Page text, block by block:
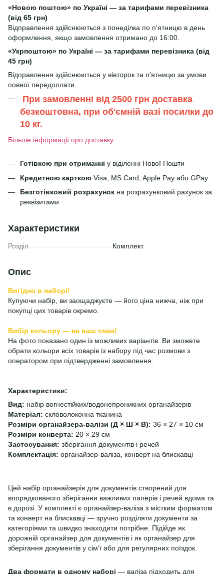
«Новою поштою» по Україні — за тарифами перевізника
(від 65 грн)
Відправлення здійснюються з понеділка по п'ятницю в день
оформлення, якщо замовлення отримано до 16:00.
«Укрпоштою» по Україні — за тарифами перевізника (від
45 грн)
Відправлення здійснюються у вівторок та п’ятницю за умови
повної передоплати.
При замовленні від 2500 грн доставка
безкоштовна, при об'ємній вазі посилки до
10 кг.
Більше інформації про доставку
Готівкою при отриманні у віділенні Нової Пошти
Кредитною карткою Visa, MS Card, Apple Pay або GPay
Безготівковий розрахунок на розрахунковий рахунок за
реквізитами
Характеристики
Розділ Комплект
Опис
Вигідно в наборі!
Купуючи набір, ви заощаджуєте — його ціна нижча, ніж при
покупці цих товарів окремо.
Вибір кольору — на ваш смак!
На фото показано один із можливих варіантів. Ви зможете
обрати кольори всіх товарів із набору під час розмови з
оператором при підтвердженні замовлення.
Характеристики:
Вид: набір вогнестійких/водонепроникних органайзерів
Матеріал: скловолоконна тканина
Розміри органайзера-валізи (Д × Ш × В): 36 × 27 × 10 см
Розміри конверта: 20 × 29 см
Застосування: зберігання документів і речей
Комплектація: органайзер-валіза, конверт на блискавці
Цей набір органайзерів для документів створений для
впорядкованого зберігання важливих паперів і речей вдома та
в дорозі. У комплекті є органайзер-валіза з містким форматом
та конверт на блискавці — зручно розділяти документи за
категоріями та швидко знаходити потрібне. Підійде як
дорожній органайзер для документів і як органайзер для
зберігання документів у сім’ї або для регулярних поїздок.
Два формати в одному наборі — валіза підходить для